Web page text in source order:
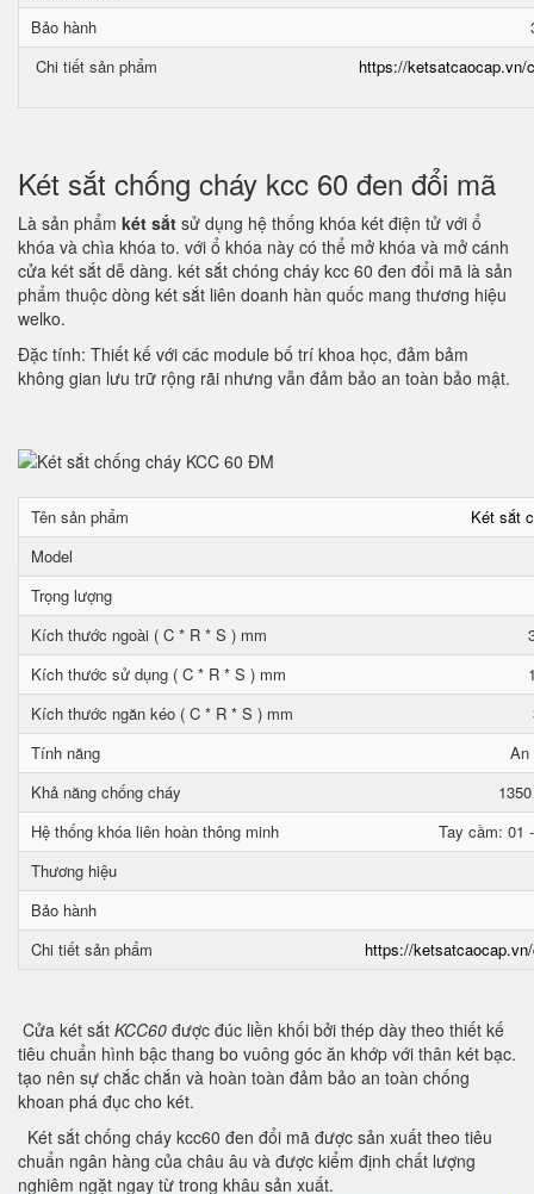
Bảo hành
Chi tiết sản phẩm
https://ketsatcaocap.vn/
Két sắt chống cháy kcc 60 đen đổi mã
Là sản phẩm két sắt sử dụng hệ thống khóa két điện tử với ổ
khóa và chìa khóa to. với ổ khóa này có thể mở khóa và mở cánh
cửa két sắt dễ dàng. két sắt chóng cháy kcc 60 đen đổi mã là sản
phẩm thuộc dòng két sắt liên doanh hàn quốc mang thương hiệu
welko.
Đặc tính: Thiết kế với các module bố trí khoa học, đảm bảm
không gian lưu trữ rộng rãi nhưng vẫn đảm bảo an toàn bảo mật.
Tên sản phẩm
Két sắt
Model
Trọng lượng
Kích thước ngoài ( C * R * S ) mm
Kích thước sử dụng ( C * R * S ) mm
Kích thước ngăn kéo ( C * R * S ) mm
Tính năng
An
Khả năng chống cháy
Hệ thống khóa liên hoàn thông minh
Tay cầm: 01
Thương hiệu
Bảo hành
Chi tiết sản phẩm
https://
Cửa két sắt KCC60 được đúc liền khối bởi thép dày theo thiết kế
tiêu chuẩn hình bậc thang bo vuông góc ăn khớp với thân két bạc.
tạo nên sự chắc chắn và hoàn toàn đảm bảo an toàn chống
khoan phá đục cho két.
Két sắt chống cháy kcc60 đen đổi mã được sản xuất theo tiêu
chuẩn ngân hàng của châu âu và được kiểm định chất lượng
nghiêm ngặt ngay từ trong khâu sản xuất.